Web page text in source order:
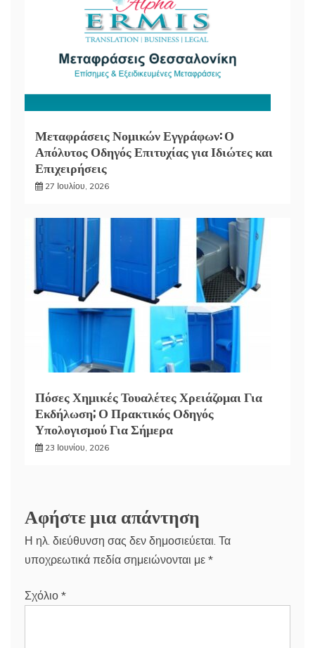
Μεταφράσεις Νομικών Εγγράφων: Ο
Απόλυτος Οδηγός Επιτυχίας για Ιδιώτες και
Επιχειρήσεις
27 Ιουλίου, 2026
Πόσες Χημικές Τουαλέτες Χρειάζομαι Για
Εκδήλωση; Ο Πρακτικός Οδηγός
Υπολογισμού Για Σήμερα
23 Ιουνίου, 2026
Αφήστε μια απάντηση
Η ηλ. διεύθυνση σας δεν δημοσιεύεται. Τα
υποχρεωτικά πεδία σημειώνονται με *
Σχόλιο *